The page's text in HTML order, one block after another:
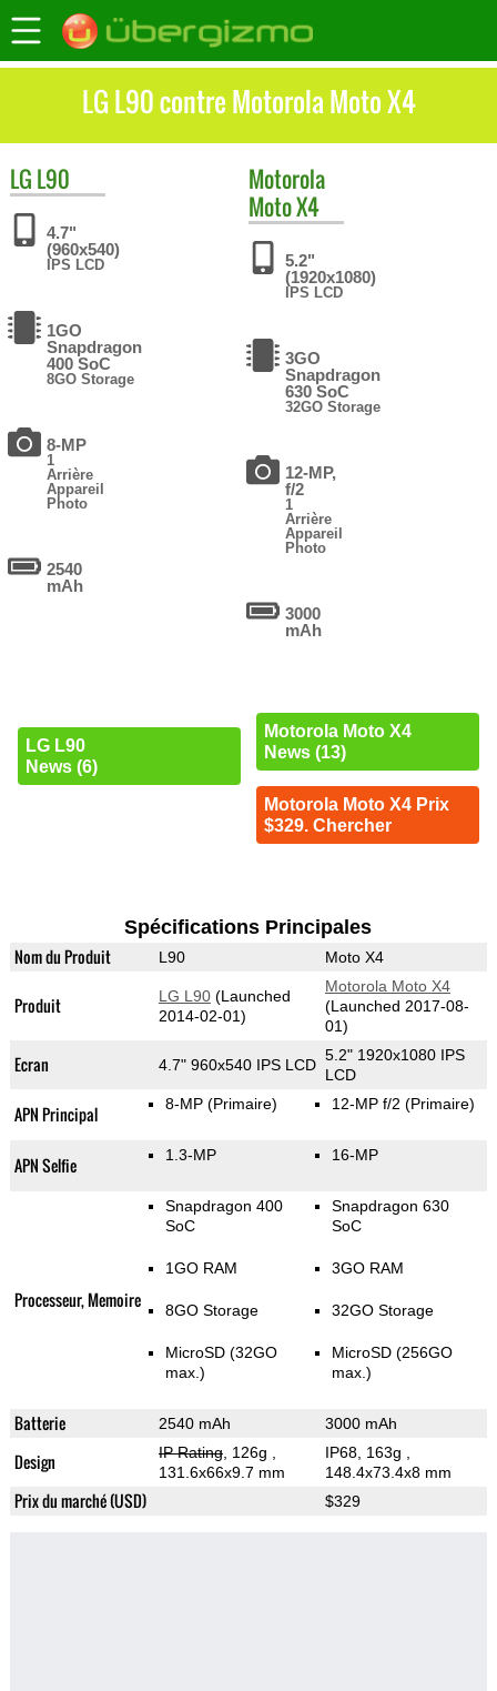
LG L90 contre Motorola Moto X4
LG L90
4.7"
(960x540)
IPS LCD
1GO
Snapdragon
400 SoC
8GO Storage
8-MP
1
Arrière
Appareil
Photo
2540
mAh
LG L90
News (6)
Motorola
Moto X4
5.2"
(1920x1080)
IPS LCD
3GO
Snapdragon
630 SoC
32GO Storage
12-MP,
f/2
1
Arrière
Appareil
Photo
3000
mAh
Motorola Moto X4
News (13)
Motorola Moto X4 Prix
$329. Chercher
Spécifications Principales
Nom du Produit L90 Moto X4
Produit LG L90(Launched
2014-02-01)
Motorola Moto X4
(Launched 2017-08-
01)
Ecran 4.7" 960x540 IPS LCD
5.2" 1920x1080 IPS
LCD
APN Principal 8-MP (Primaire) 12-MP f/2 (Primaire)
APN Selfie 1.3-MP 16-MP
Processeur, Memoire
Snapdragon 400
SoC
1GO RAM
8GO Storage
MicroSD (32GO
max.)
Snapdragon 630
SoC
3GO RAM
32GO Storage
MicroSD (256GO
max.)
Batterie 2540 mAh 3000 mAh
Design IP Rating, 126g
131.6x66x9.7 mm
IP68, 163g
148.4x73.4x8 mm
Prix du marché (USD) $329